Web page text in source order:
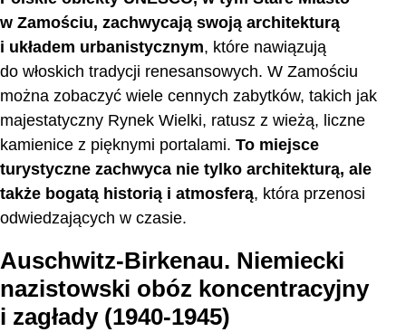
w Zamościu, zachwycają swoją architekturą
i układem urbanistycznym, które nawiązują
do włoskich tradycji renesansowych. W Zamościu
można zobaczyć wiele cennych zabytków, takich jak
majestatyczny Rynek Wielki, ratusz z wieżą, liczne
kamienice z pięknymi portalami. To miejsce
turystyczne zachwyca nie tylko architekturą, ale
także bogatą historią i atmosferą, która przenosi
odwiedzających w czasie.
Auschwitz-Birkenau. Niemiecki
nazistowski obóz koncentracyjny
i zagłady (1940-1945)